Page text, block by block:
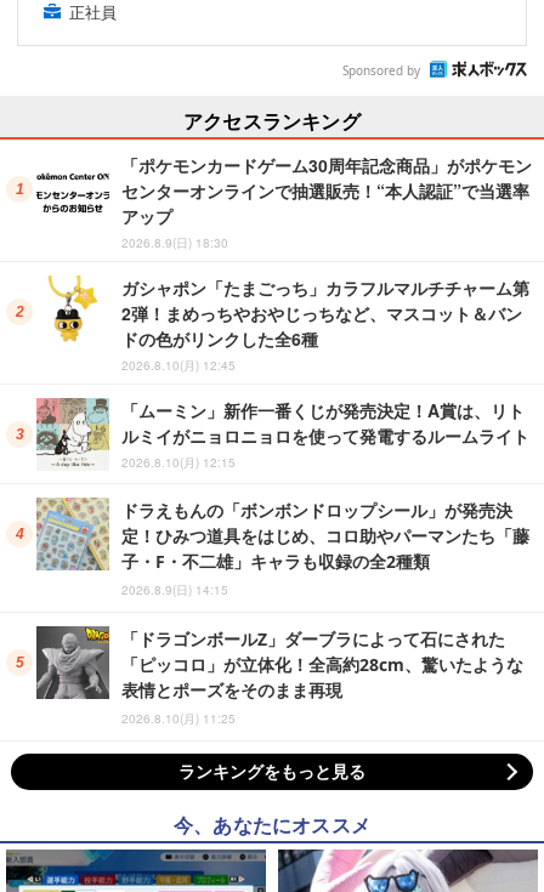
正社員
Sponsored by
アクセスランキング
「ポケモンカードゲーム30周年記念商品」がポケモン
センターオンラインで抽選販売！“本人認証”で当選率
アップ
2026.8.9(日) 18:30
ガシャポン「たまごっち」カラフルマルチチャーム第
2弾！まめっちやおやじっちなど、マスコット＆バン
ドの色がリンクした全6種
2026.8.10(月) 12:45
「ムーミン」新作一番くじが発売決定！A賞は、リト
ルミイがニョロニョロを使って発電するルームライト
2026.8.10(月) 12:15
ドラえもんの「ボンボンドロップシール」が発売決
定！ひみつ道具をはじめ、コロ助やパーマンたち「藤
子・F・不二雄」キャラも収録の全2種類
2026.8.9(日) 14:15
「ドラゴンボールZ」ダーブラによって石にされた
「ピッコロ」が立体化！全高約28cm、驚いたような
表情とポーズをそのまま再現
2026.8.10(月) 11:25
ランキングをもっと見る
今、あなたにオススメ